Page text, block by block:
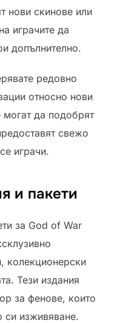
нови скинове или
играчите да
допълнително.
редовно
относно нови
могат да подобрят
свежо
играчи.
и пакети
за God of War
колекционерски
Тези издания
за фенове, които
си изживяване.